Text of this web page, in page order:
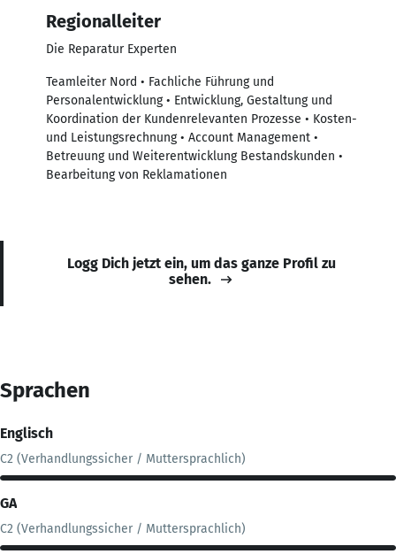
Regionalleiter
Die Reparatur Experten
Teamleiter Nord • Fachliche Führung und
Personalentwicklung • Entwicklung, Gestaltung und
Koordination der Kundenrelevanten Prozesse • Kosten-
und Leistungsrechnung • Account Management •
Betreuung und Weiterentwicklung Bestandskunden •
Bearbeitung von Reklamationen
Logg Dich jetzt ein, um das ganze Profil zu
sehen.
Sprachen
Englisch
C2 (Verhandlungssicher / Muttersprachlich)
GA
C2 (Verhandlungssicher / Muttersprachlich)